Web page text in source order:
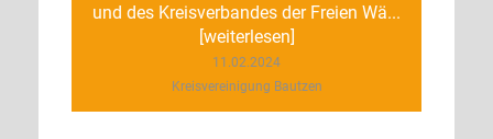
und des Kreisverbandes der Freien Wä...
[weiterlesen]
11.02.2024
Kreisvereinigung Bautzen